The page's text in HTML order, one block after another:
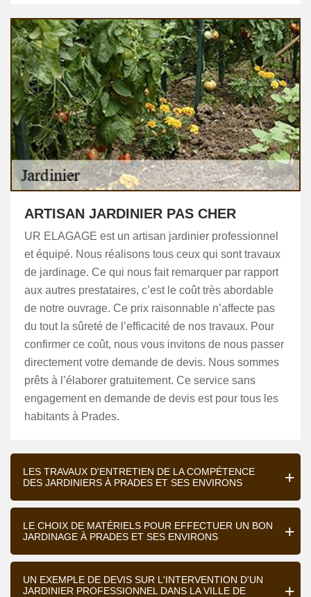
ARTISAN JARDINIER PAS CHER
UR ELAGAGE est un artisan jardinier professionnel
et équipé. Nous réalisons tous ceux qui sont travaux
de jardinage. Ce qui nous fait remarquer par rapport
aux autres prestataires, c’est le coût très abordable
de notre ouvrage. Ce prix raisonnable n’affecte pas
du tout la sûreté de l’efficacité de nos travaux. Pour
confirmer ce coût, nous vous invitons de nous passer
directement votre demande de devis. Nous sommes
prêts à l’élaborer gratuitement. Ce service sans
engagement en demande de devis est pour tous les
habitants à Prades.
LES TRAVAUX D'ENTRETIEN DE LA COMPÉTENCE
DES JARDINIERS À PRADES ET SES ENVIRONS
LE CHOIX DE MATÉRIELS POUR EFFECTUER UN BON
JARDINAGE À PRADES ET SES ENVIRONS
UN EXEMPLE DE DEVIS SUR L'INTERVENTION D'UN
JARDINIER PROFESSIONNEL DANS LA VILLE DE